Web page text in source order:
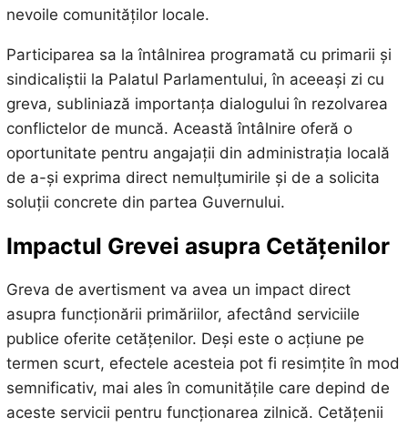
nevoile comunităților locale.
Participarea sa la întâlnirea programată cu primarii și
sindicaliștii la Palatul Parlamentului, în aceeași zi cu
greva, subliniază importanța dialogului în rezolvarea
conflictelor de muncă. Această întâlnire oferă o
oportunitate pentru angajații din administrația locală
de a-și exprima direct nemulțumirile și de a solicita
soluții concrete din partea Guvernului.
Impactul Grevei asupra Cetățenilor
Greva de avertisment va avea un impact direct
asupra funcționării primăriilor, afectând serviciile
publice oferite cetățenilor. Deși este o acțiune pe
termen scurt, efectele acesteia pot fi resimțite în mod
semnificativ, mai ales în comunitățile care depind de
aceste servicii pentru funcționarea zilnică. Cetățenii